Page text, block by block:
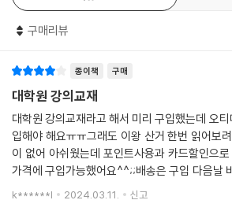
제10장 영 · 유아기
1. 신체적 발달
3. 사회적 발달
제11장 아동 · 청소년기
1. 신체적 발달
2. 심리적 발달
3. 사회적 발달
제4부는 ‘인간과 환경’이라는 제목으로 김수정
상호작용에 대한 설명, 개인과 환경에 대한 총합
구매리뷰
종이책 구매
대학원 강의교재
대학원 강의교재라고 해서 미리 구입했는데 오
입해야 해요ㅠㅠ그래도 이왕 산거 한번 읽어보
이 없어 아쉬웠는데 포인트사용과 카드할인으
가격에 구입가능했어요^^;;배송은 구입 다음날
k******l 2024.03.11. 신고